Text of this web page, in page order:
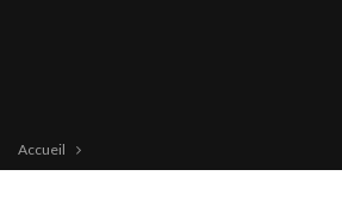
Accueil